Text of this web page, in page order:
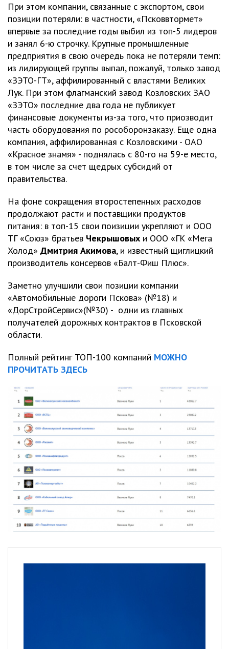
При этом компании, связанные с экспортом, свои
позиции потеряли: в частности, «Псковвтормет»
впервые за последние годы выбил из топ-5 лидеров
и занял 6-ю строчку. Крупные промышленные
предприятия в свою очередь пока не потеряли темп:
из лидирующей группы выпал, пожалуй, только завод
«ЗЭТО-ГТ», аффилированный с властями Великих
Лук. При этом флагманский завод Козловских ЗАО
«ЗЭТО» последние два года не публикует
финансовые документы из-за того, что приозводит
часть оборудования по рособоронзаказу. Еще одна
компания, аффилированная с Козловскими - ОАО
«Красное знамя» - поднялась с 80-го на 59-е место,
в том числе за счет щедрых субсидий от
правительства.
На фоне сокращения второстепенных расходов
продолжают расти и поставщики продуктов
питания: в топ-15 свои поизиции укрепляют и ООО
ТГ «Союз» братьев Чекрышовых и ООО «ГК «Мега
Холод» Дмитрия Акимова, и известный щиглицкий
производитель консервов «Балт-Фиш Плюс».
Заметно улучшили свои позиции компании
«Автомобильные дороги Пскова» (№18) и
«ДорСтройСервис»(№30) - одни из главных
получателей дорожных контрактов в Псковской
области.
Полный рейтинг ТОП-100 компаний МОЖНО
ПРОЧИТАТЬ ЗДЕСЬ